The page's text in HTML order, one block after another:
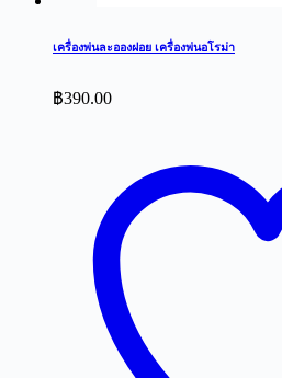
เครื่องพ่นละอองฝอย เครื่องพ่นอโรม่า
฿390.00